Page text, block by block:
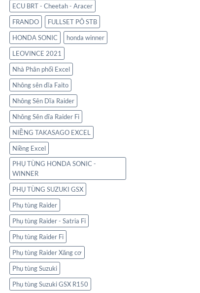
ECU BRT - Cheetah - Aracer
FRANDO
FULLSET PÔ STB
HONDA SONIC
honda winner
LEOVINCE 2021
Nhà Phân phối Excel
Nhông sên dĩa Faito
Nhông Sên Dĩa Raider
Nhông Sên dĩa Raider Fi
NIỀNG TAKASAGO EXCEL
Niềng Excel
PHỤ TÙNG HONDA SONIC -
WINNER
PHỤ TÙNG SUZUKI GSX
Phụ tùng Raider
Phụ tùng Raider - Satria Fi
Phụ tùng Raider Fi
Phụ tùng Raider Xăng cơ
Phụ tùng Suzuki
Phụ tùng Suzuki GSX R150